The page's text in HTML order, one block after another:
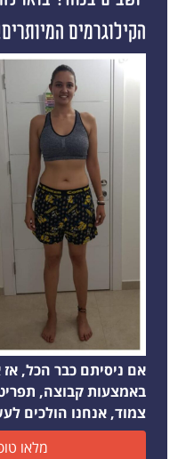
הקילוגרמים
אם ניסיתם כבר הכל,
באמצעות קבוצה, תפריט
צמוד, אנחנו הולכים
מלאו